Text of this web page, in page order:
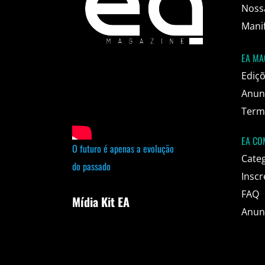
O futuro é apenas a evolução
do passado
Mídia Kit EA
EA
EA
FAQ